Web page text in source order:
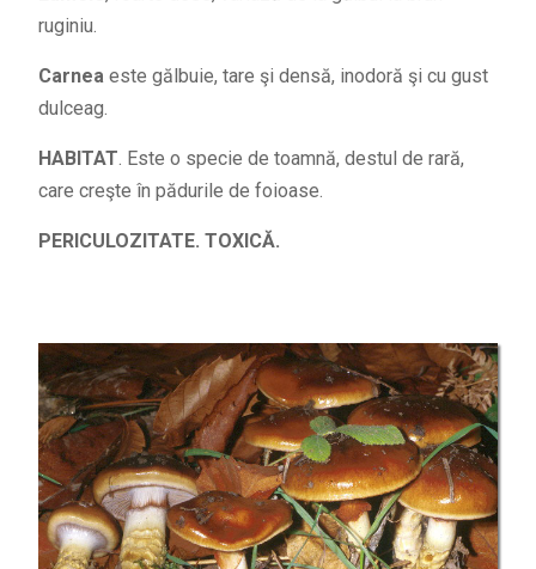
ruginiu.
Carneaeste gălbuie, tare şi densă, inodoră şi cu gust
dulceag.
HABITAT. Este o specie de toamnă, destul de rară,
care creşte în pădurile de foioase.
PERICULOZITATE. TOXICĂ.